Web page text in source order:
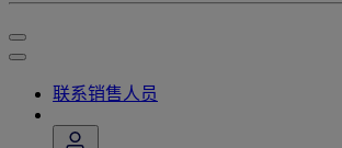
联系销售人员